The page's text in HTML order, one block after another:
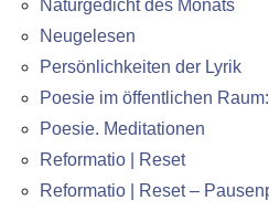
Naturgedicht des Monats
Neugelesen
Persönlichkeiten der Lyrik
Poesie im öffentlichen
Poesie. Meditationen
Reformatio | Reset
Reformatio | Reset –